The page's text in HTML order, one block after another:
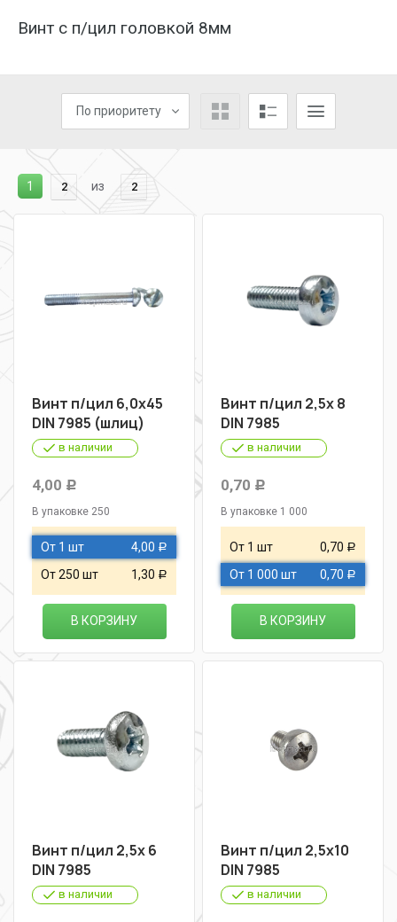
Винт с п/цил головкой 8мм
По приоритету
1 2 из 2
Винт п/цил 6,0х45
DIN 7985 (шлиц)
в наличии
4,00 Р
В упаковке 250
От 1 шт 4,00 Р
От 250 шт 1,30 Р
В КОРЗИНУ
Винт п/цил 2,5х 8
DIN 7985
в наличии
0,70 Р
В упаковке 1 000
От 1 шт 0,70 Р
От 1 000 шт 0,70 Р
В КОРЗИНУ
Винт п/цил 2,5х 6
DIN 7985
в наличии
Винт п/цил 2,5х10
DIN 7985
в наличии